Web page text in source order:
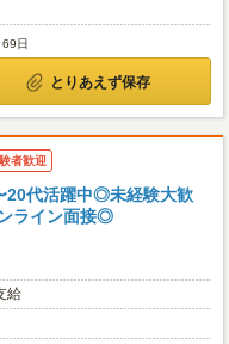
日
とりあえず保存
者歓迎
20代活躍中◎未経験大歓
ライン面接◎
給